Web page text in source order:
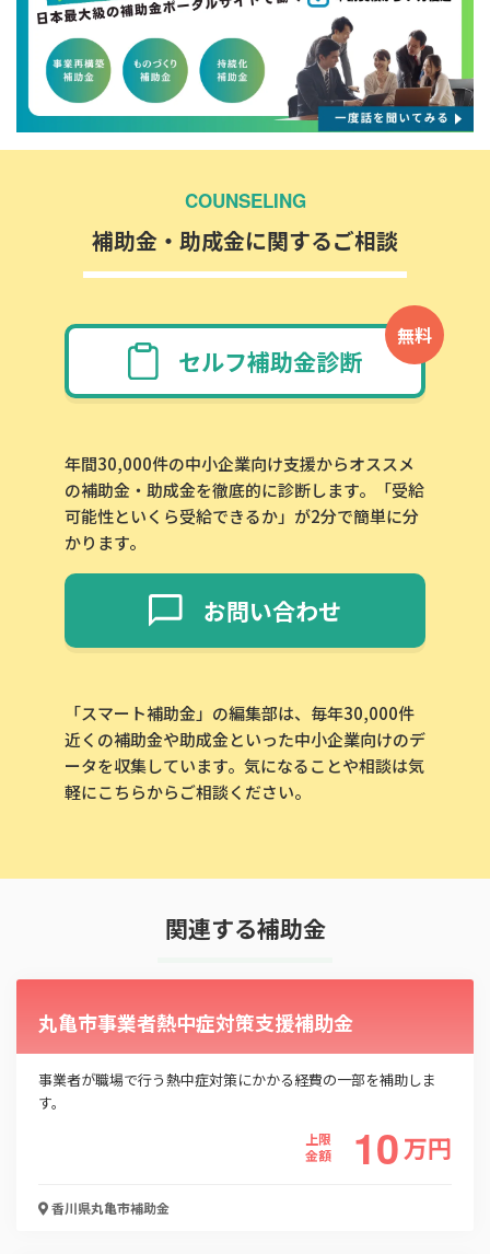
COUNSELING
補助金・助成金に関するご相談
無料
セルフ補助金診断
年間30,000件の中小企業向け支援からオススメ
の補助金・助成金を徹底的に診断します。「受給
可能性といくら受給できるか」が2分で簡単に分
かります。
お問い合わせ
「スマート補助金」の編集部は、毎年30,000件
近くの補助金や助成金といった中小企業向けのデ
ータを収集しています。気になることや相談は気
軽にこちらからご相談ください。
関連する補助金
丸亀市事業者熱中症対策支援補助金
事業者が職場で行う熱中症対策にかかる経費の一部を補助しま
す。
上限
金額
10万円
香川県丸亀市補助金